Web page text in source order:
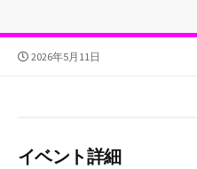
公
2026年5月11日
イベント詳細